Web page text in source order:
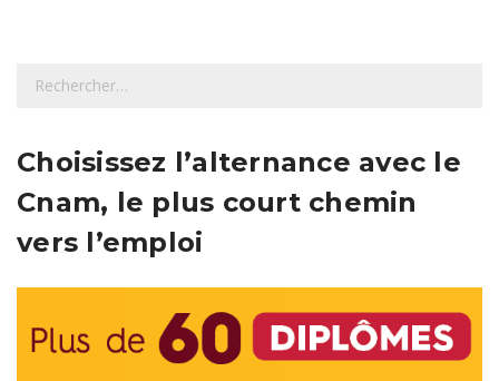
h
r
c
e
Choisissez l’alternance avec le
Cnam, le plus court chemin
vers l’emploi